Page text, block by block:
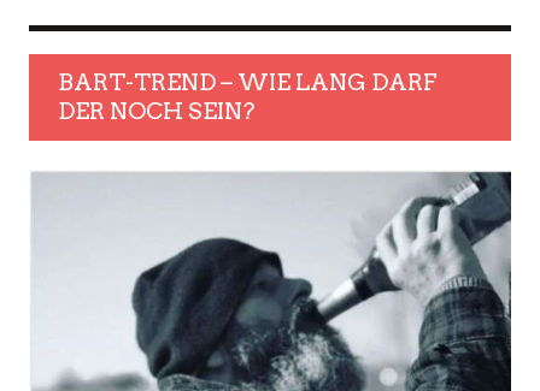
BART-TREND – WIE LANG DARF
DER NOCH SEIN?